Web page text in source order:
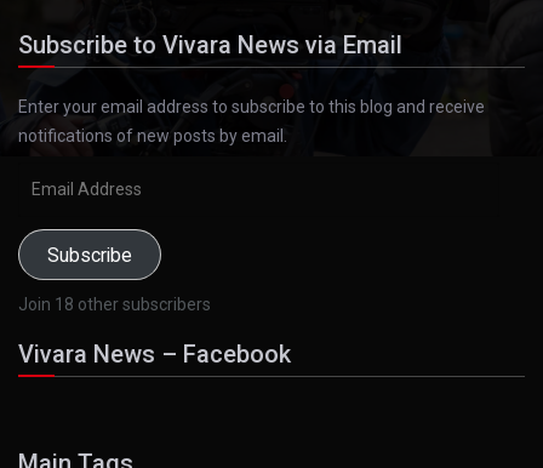
Subscribe to Vivara News via Email
Enter your email address to subscribe to this blog and receive
notifications of new posts by email.
Subscribe
Join 18 other subscribers
Vivara News – Facebook